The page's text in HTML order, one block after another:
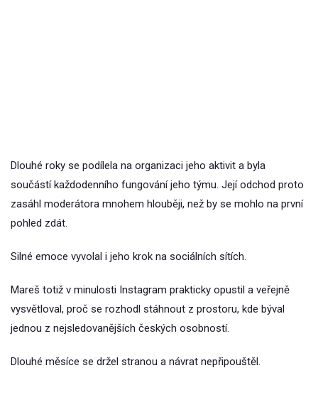
Dlouhé roky se podílela na organizaci jeho aktivit a byla
součástí každodenního fungování jeho týmu. Její odchod proto
zasáhl moderátora mnohem hlouběji, než by se mohlo na první
pohled zdát.
Silné emoce vyvolal i jeho krok na sociálních sítích.
Mareš totiž v minulosti Instagram prakticky opustil a veřejně
vysvětloval, proč se rozhodl stáhnout z prostoru, kde býval
jednou z nejsledovanějších českých osobností.
Dlouhé měsíce se držel stranou a návrat nepřipouštěl.